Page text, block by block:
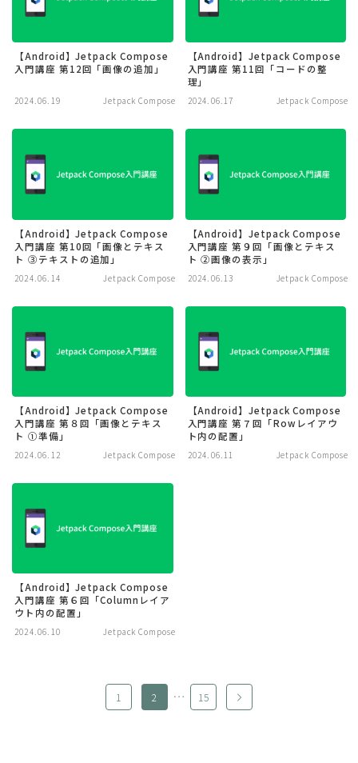
【Android】Jetpack Compose
入門講座 第12回「画像の追加」
2024.06.19 Jetpack Compose
【Android】Jetpack Compose
入門講座 第11回「コードの整
理」
2024.06.17 Jetpack Compose
【Android】Jetpack Compose
入門講座 第10回「画像とテキス
ト ③テキストの追加」
2024.06.14 Jetpack Compose
【Android】Jetpack Compose
入門講座 第９回「画像とテキス
ト ②画像の表示」
2024.06.13 Jetpack Compose
【Android】Jetpack Compose
入門講座 第８回「画像とテキス
ト ①準備」
2024.06.12 Jetpack Compose
【Android】Jetpack Compose
入門講座 第７回「Rowレイアウ
ト内の配置」
2024.06.11 Jetpack Compose
【Android】Jetpack Compose
入門講座 第６回「Columnレイア
ウト内の配置」
2024.06.10 Jetpack Compose
1 2 … 15